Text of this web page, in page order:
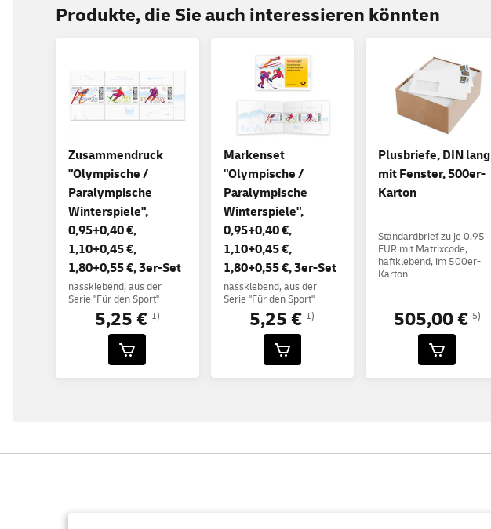
Produkte, die Sie auch interessieren könnten
Zusammendruck
"Olympische /
Paralympische
Winterspiele",
0,95+0,40 €,
1,10+0,45 €,
1,80+0,55 €, 3er-Set
nassklebend, aus der
Serie "Für den Sport"
5,25 € 1)
Markenset
"Olympische /
Paralympische
Winterspiele",
0,95+0,40 €,
1,10+0,45 €,
1,80+0,55 €, 3er-Set
nassklebend, aus der
Serie "Für den Sport"
5,25 € 1)
Plusbriefe, DIN lang
mit Fenster, 500er-
Karton
Standardbrief zu je 0,95
EUR mit Matrixcode,
haftklebend, im 500er-
Karton
505,00 € 5)